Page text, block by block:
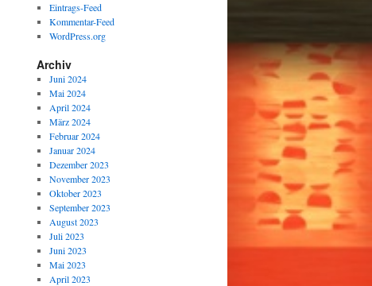
Eintrags-Feed
Kommentar-Feed
WordPress.org
Archiv
Juni 2024
Mai 2024
April 2024
März 2024
Februar 2024
Januar 2024
Dezember 2023
November 2023
Oktober 2023
September 2023
August 2023
Juli 2023
Juni 2023
Mai 2023
April 2023